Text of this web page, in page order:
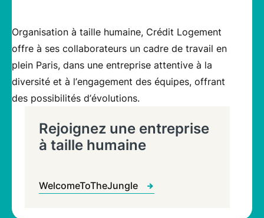
Organisation à taille humaine, Crédit Logement
offre à ses collaborateurs un cadre de travail en
plein Paris, dans une entreprise attentive à la
diversité et à l’engagement des équipes, offrant
des possibilités d’évolutions.
Rejoignez une entreprise
à taille humaine
WelcomeToTheJungle